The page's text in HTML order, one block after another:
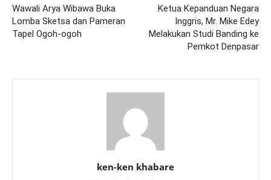
Wawali Arya Wibawa Buka
Lomba Sketsa dan Pameran
Tapel Ogoh-ogoh
Ketua Kepanduan Negara
Inggris, Mr. Mike Edey
Melakukan Studi Banding ke
Pemkot Denpasar
ken-ken khabare